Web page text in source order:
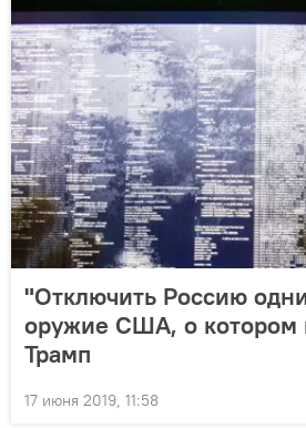
"Отключить Россию
оружие США, о котором
Трамп
17 июня 2019, 11:58